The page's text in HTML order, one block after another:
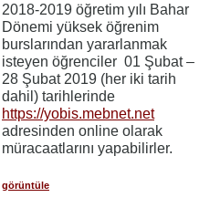
2018-2019 öğretim yılı Bahar
Dönemi yüksek öğrenim
burslarından yararlanmak
isteyen öğrenciler 01 Şubat –
28 Şubat 2019 (her iki tarih
dahil) tarihlerinde
https://yobis.mebnet.net
adresinden online olarak
müracaatlarını yapabilirler.
görüntüle